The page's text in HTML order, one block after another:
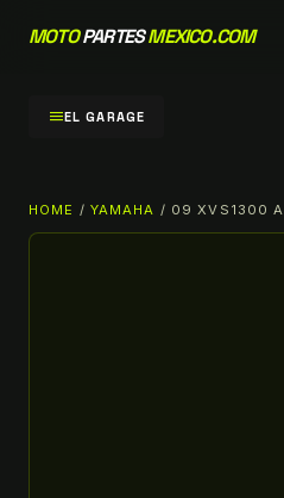
MOTOPARTESMEXICO.COM
menuEL GARAGE
HOME / YAMAHA / 09 XVS1300 A